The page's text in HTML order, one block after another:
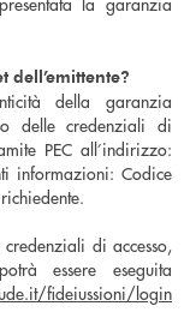
dell’emittente?
della garanzia
delle credenziali di
PEC all’indirizzo:
informazioni: Codice
di accesso,
essere eseguita
fideiussioni/login